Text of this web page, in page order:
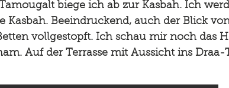
biege ich ab zur Kasbah. Ich
Kasbah. Beeindruckend, auch der Blick
vollgestopft. Ich schau mir noch das
Auf der Terrasse mit Aussicht ins Draa-